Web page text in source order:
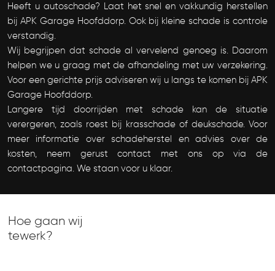
Heeft u autoschade? Laat het snel en vakkundig herstellen
bij APK Garage Hoofddorp. Ook bij kleine schade is controle
verstandig.
Wij begrijpen dat schade al vervelend genoeg is. Daarom
helpen we u graag met de afhandeling met uw verzekering.
Voor een gerichte prijs adviseren wij u langs te komen bij APK
Garage Hoofddorp.
Langere tijd doorrijden met schade kan de situatie
verergeren, zoals roest bij krasschade of deukschade. Voor
meer informatie over schadeherstel en advies over de
kosten, neem gerust contact met ons op via de
contactpagina. We staan voor u klaar.
Hoe gaan wij
tewerk?